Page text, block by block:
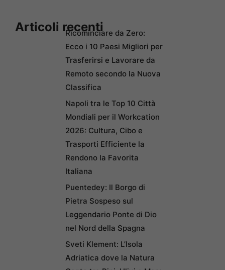
Articoli recentiRicominciare da Zero:
Ecco i 10 Paesi Migliori per
Trasferirsi e Lavorare da
Remoto secondo la Nuova
Classifica
Napoli tra le Top 10 Città
Mondiali per il Workcation
2026: Cultura, Cibo e
Trasporti Efficiente la
Rendono la Favorita
Italiana
Puentedey: Il Borgo di
Pietra Sospeso sul
Leggendario Ponte di Dio
nel Nord della Spagna
Sveti Klement: L’Isola
Adriatica dove la Natura